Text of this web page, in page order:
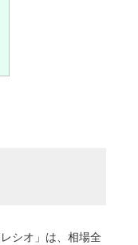
シオ」は、相場全